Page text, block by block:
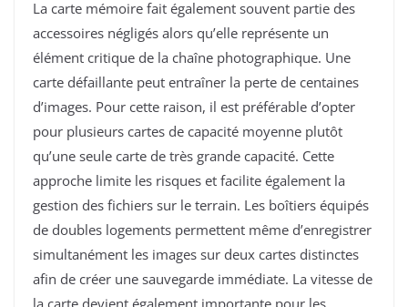
La carte mémoire fait également souvent partie des
accessoires négligés alors qu’elle représente un
élément critique de la chaîne photographique. Une
carte défaillante peut entraîner la perte de centaines
d’images. Pour cette raison, il est préférable d’opter
pour plusieurs cartes de capacité moyenne plutôt
qu’une seule carte de très grande capacité. Cette
approche limite les risques et facilite également la
gestion des fichiers sur le terrain. Les boîtiers équipés
de doubles logements permettent même d’enregistrer
simultanément les images sur deux cartes distinctes
afin de créer une sauvegarde immédiate. La vitesse de